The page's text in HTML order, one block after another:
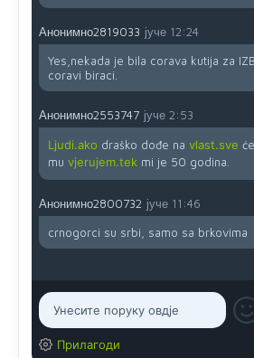
Анонимно2819033 јуче 12:24
Yes,nekada je bila corava kutija za
coravi biraci.
Анонимно2553747 јуче 2:53
Ljudi.ako draško dođe na vlast.sve
mu vjerujem.tek mi je 50 godina.
Анонимно2800732 јуче 11:46
crnogorci su srbi, samo sa brkovima
Прилагоди